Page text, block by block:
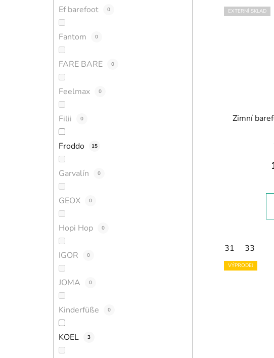
Ef barefoot 0
Fantom 0
FARE BARE 0
Feelmax 0
Filii 0
Froddo 15
Garvalín 0
GEOX 0
Hopi Hop 0
IGOR 0
JOMA 0
Kinderfüße 0
KOEL 3
EXTERNÍ SKLAD
Zimní
31 33
VÝPRODEJ